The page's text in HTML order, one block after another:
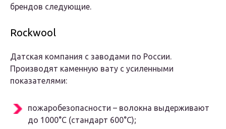
брендов следующие.
Rockwool
Датская компания с заводами по России.
Производят каменную вату с усиленными
показателями:
пожаробезопасности – волокна выдерживают
до 1000°С (стандарт 600°С);